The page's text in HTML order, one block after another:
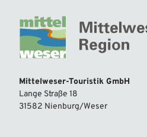
Mittelweser-Touristik GmbH
Lange Straße 18
31582 Nienburg/Weser